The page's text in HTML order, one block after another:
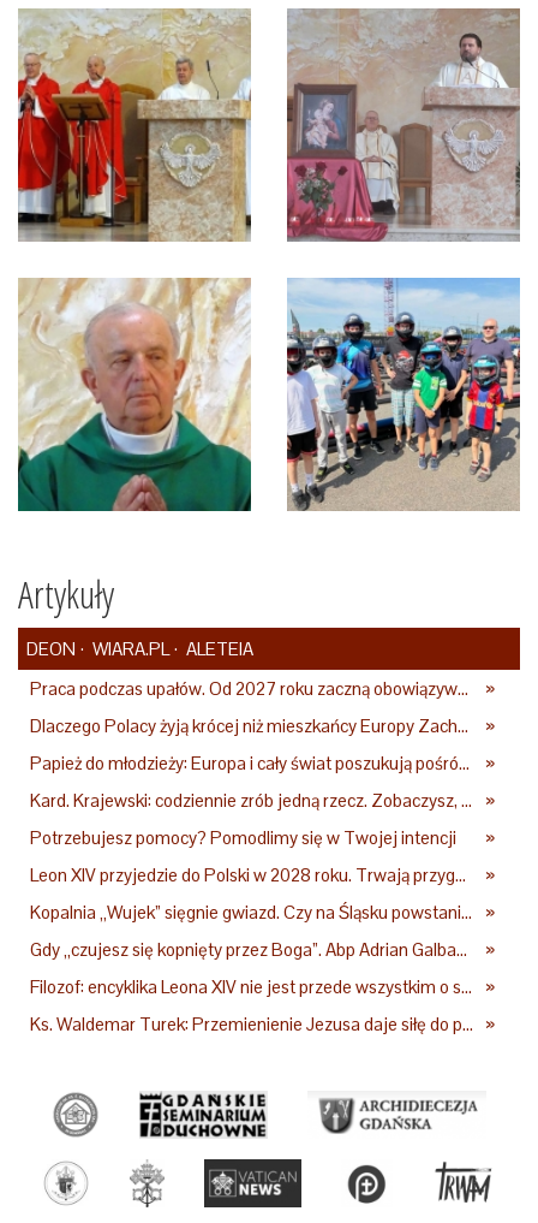
Artykuły
DEON WIARA.PL
ALETEIA
»
Praca podczas upałów. Od 2027 roku zaczną obowiązywać nowe przepisy
»
Dlaczego Polacy żyją krócej niż mieszkańcy Europy Zachodniej? Ekspertka wskazuje główne przyczyny
»
Papież do młodzieży: Europa i cały świat poszukują pośród was nowych świętych
»
Kard. Krajewski: codziennie zrób jedną rzecz. Zobaczysz, co stanie się z twoim życiem
»
Potrzebujesz pomocy? Pomodlimy się w Twojej intencji
»
Leon XIV przyjedzie do Polski w 2028 roku. Trwają przygotowania do papieskiej pielgrzymki
»
Kopalnia „Wujek” sięgnie gwiazd. Czy na Śląsku powstanie „Dolina Krzemowa”?
»
Gdy „czujesz się kopnięty przez Boga”. Abp Adrian Galbas: Pan Bóg nie zabierze szpili
»
Filozof: encyklika Leona XIV nie jest przede wszystkim o sztucznej inteligencji
»
Ks. Waldemar Turek: Przemienienie Jezusa daje siłę do pokonywania przeciwności